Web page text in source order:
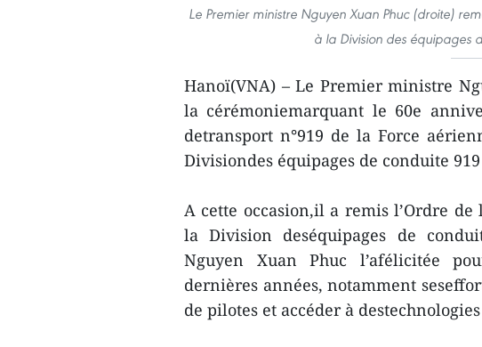
Le Premier ministre Nguyen Xuan Phuc (droite)
à la Division des équipages
Hanoï(VNA) – Le Premier ministre
la cérémoniemarquant le 60e
detransport n°919 de la Force
Divisiondes équipages de conduite
A cette occasion,il a remis l’Ordre de
la Division deséquipages de
Nguyen Xuan Phuc l’afélicitée
dernières années, notamment
de pilotes et accéder à